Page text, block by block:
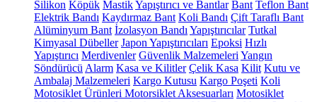
Silikon Köpük MastikYapıştırıcı ve Bantlar Bant Teflon Bant
Elektrik Bandı Kaydırmaz Bant Koli Bandı Çift Taraflı Bant
Alüminyum Bant İzolasyon Bandı Yapıştırıcılar Tutkal
Kimyasal Dübeller Japon Yapıştırıcıları Epoksi Hızlı
Yapıştırıcı Merdivenler Güvenlik Malzemeleri Yangın
Söndürücü Alarm Kasa ve Kilitler Çelik Kasa Kilit Kutu ve
Ambalaj Malzemeleri Kargo Kutusu Kargo Poşeti Koli
Motosiklet Ürünleri Motorsiklet Aksesuarları Motosiklet